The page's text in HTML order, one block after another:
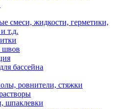
смеси, жидкости, герметики,
т.д.
швов
бассейна
ровнители, стяжки
шпаклевки